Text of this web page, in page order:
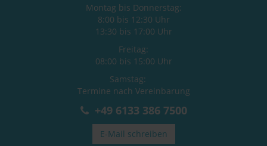
Montag bis Donnerstag:
8:00 bis 12:30 Uhr
13:30 bis 17:00 Uhr
Freitag:
08:00 bis 15:00 Uhr
Samstag:
Termine nach Vereinbarung
+49 6133 386 7500
E-Mail schreiben